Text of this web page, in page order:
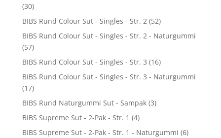
(30)
BIBS Rund Colour Sut - Singles - Str. 2 (52)
BIBS Rund Colour Sut - Singles - Str. 2 - Naturgummi
(57)
BIBS Rund Colour Sut - Singles - Str. 3 (16)
BIBS Rund Colour Sut - Singles - Str. 3 - Naturgummi
(17)
BIBS Rund Naturgummi Sut - Sampak (3)
BIBS Supreme Sut - 2-Pak - Str. 1 (4)
BIBS Supreme Sut - 2-Pak - Str. 1 - Naturgummi (6)